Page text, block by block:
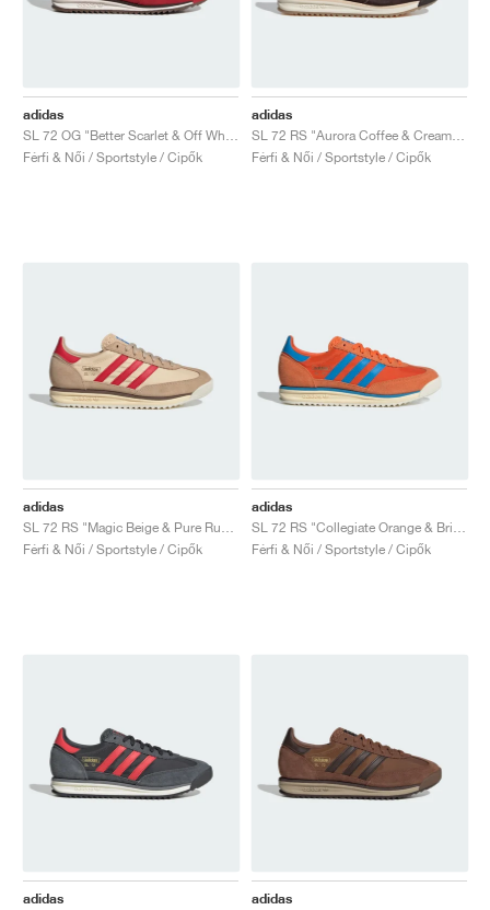
adidas
SL 72 OG "Better Scarlet & Off White"
Férfi & Női / Sportstyle / Cipők
adidas
SL 72 RS "Aurora Coffee & Cream White"
Férfi & Női / Sportstyle / Cipők
adidas
SL 72 RS "Magic Beige & Pure Ruby "
Férfi & Női / Sportstyle / Cipők
adidas
SL 72 RS "Collegiate Orange & Bright Blue"
Férfi & Női / Sportstyle / Cipők
adidas
adidas